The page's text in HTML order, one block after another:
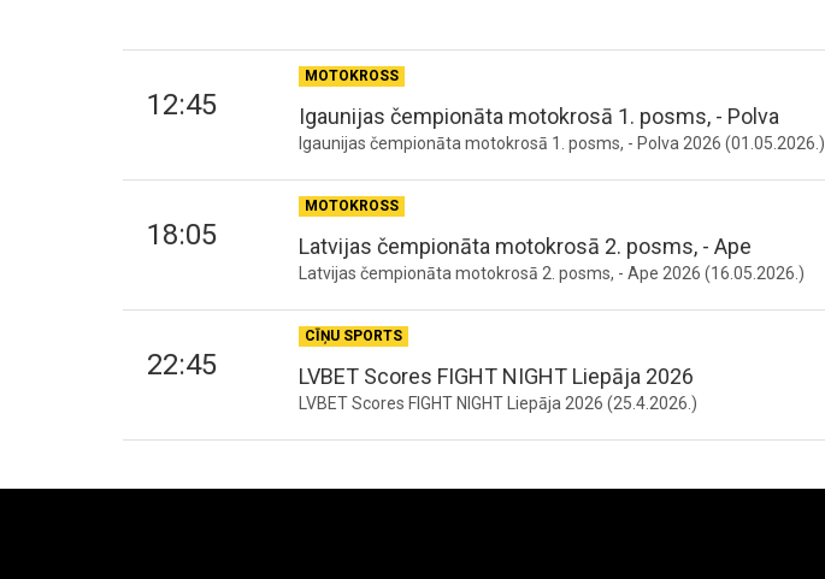
12:45
MOTOKROSS
Igaunijas čempionāta motokrosā 1. posms, - Polva
Igaunijas čempionāta motokrosā 1. posms, - Polva 2026 (01.05.2026.)
18:05
MOTOKROSS
Latvijas čempionāta motokrosā 2. posms, - Ape
Latvijas čempionāta motokrosā 2. posms, - Ape 2026 (16.05.2026.)
22:45
CĪŅU SPORTS
LVBET Scores FIGHT NIGHT Liepāja 2026
LVBET Scores FIGHT NIGHT Liepāja 2026 (25.4.2026.)